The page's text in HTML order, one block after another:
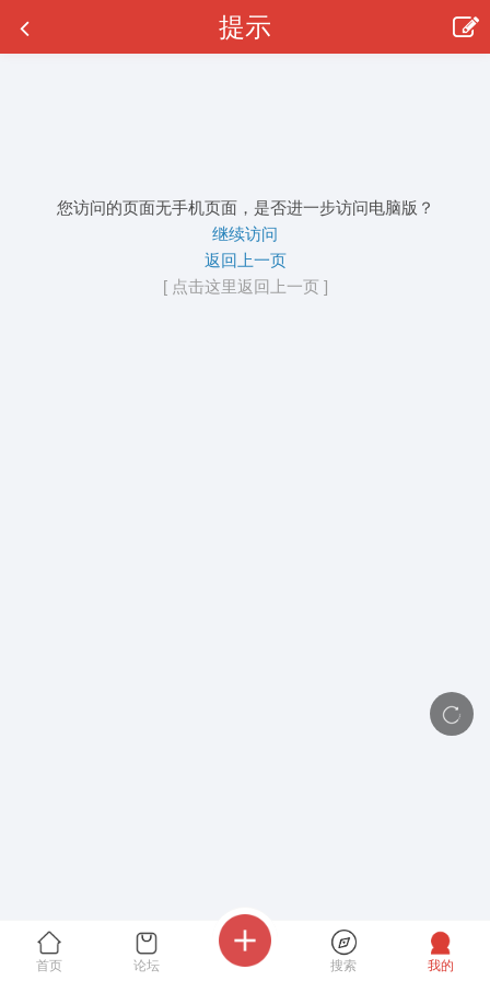
提示
您访问的页面无手机页面，是否进一步访问电脑版？
继续访问
返回上一页
[ 点击这里返回上一页 ]
首页 论坛 搜索 我的